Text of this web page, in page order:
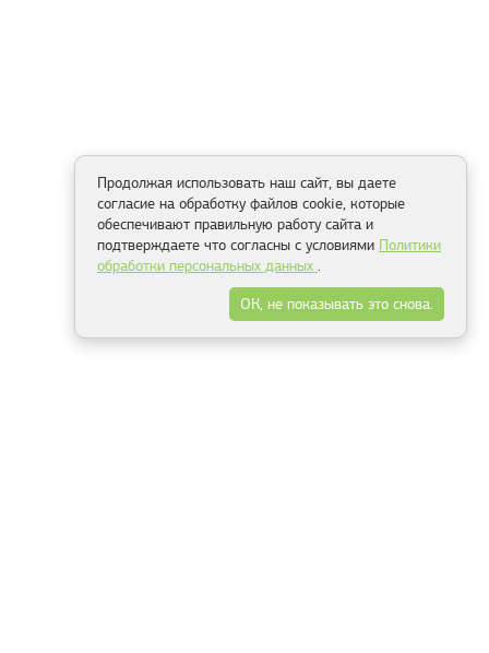
Продолжая использовать наш сайт, вы даете
согласие на обработку файлов cookie, которые
обеспечивают правильную работу сайта и
подтверждаете что согласны с условиями Политики
обработки персональных данных .
ОК, не показывать это снова.